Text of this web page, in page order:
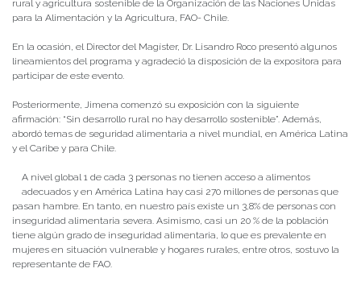
rural y agricultura sostenible de la Organización de las Naciones Unidas
para la Alimentación y la Agricultura, FAO- Chile.
En la ocasión, el Director del Magíster, Dr. Lisandro Roco presentó algunos
lineamientos del programa y agradeció la disposición de la expositora para
participar de este evento.
Posteriormente, Jimena comenzó su exposición con la siguiente
afirmación: “Sin desarrollo rural no hay desarrollo sostenible”. Además,
abordó temas de seguridad alimentaria a nivel mundial, en América Latina
y el Caribe y para Chile.
A nivel global 1 de cada 3 personas no tienen acceso a alimentos
adecuados y en América Latina hay casi 270 millones de personas que
pasan hambre. En tanto, en nuestro país existe un 3,8% de personas con
inseguridad alimentaria severa. Asimismo, casi un 20 % de la población
tiene algún grado de inseguridad alimentaria, lo que es prevalente en
mujeres en situación vulnerable y hogares rurales, entre otros, sostuvo la
representante de FAO.